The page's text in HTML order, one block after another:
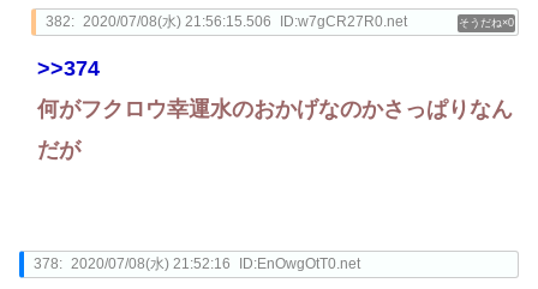
0
382: 2020/07/08(水) 21:56:15.506 ID:w7gCR27R0.net
>>374
何がフクロウ幸運水のおかげなのかさっぱりなん
だが
378: 2020/07/08(水) 21:52:16 ID:EnOwgOtT0.net